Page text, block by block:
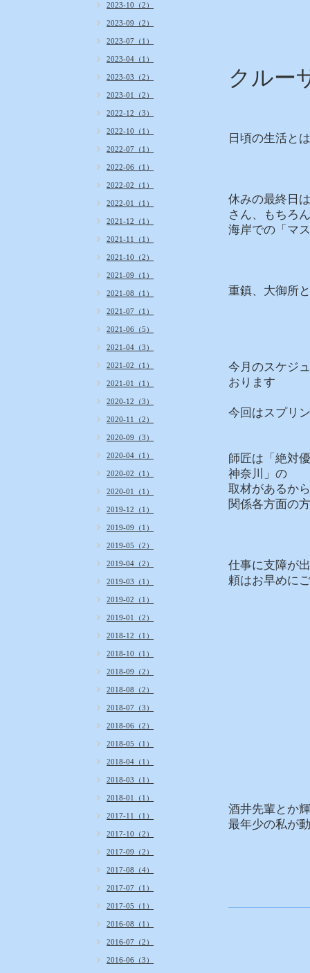
クルー
日頃の生活と
休みの最終日
さん、もちろ
海岸での「マ
重鎮、大御所
今月のスケジ
おります
今回はスプリ
師匠は「絶対
神奈川」の
取材があるか
関係各方面の
仕事に支障が
頼はお早めに
酒井先輩とか
最年少の私が
2023-10（2）
2023-09（2）
2023-07（1）
2023-04（1）
2023-03（2）
2023-01（2）
2022-12（3）
2022-10（1）
2022-07（1）
2022-06（1）
2022-02（1）
2022-01（1）
2021-12（1）
2021-11（1）
2021-10（2）
2021-09（1）
2021-08（1）
2021-07（1）
2021-06（5）
2021-04（3）
2021-02（1）
2021-01（1）
2020-12（3）
2020-11（2）
2020-09（3）
2020-04（1）
2020-02（1）
2020-01（1）
2019-12（1）
2019-09（1）
2019-05（2）
2019-04（2）
2019-03（1）
2019-02（1）
2019-01（2）
2018-12（1）
2018-10（1）
2018-09（2）
2018-08（2）
2018-07（3）
2018-06（2）
2018-05（1）
2018-04（1）
2018-03（1）
2018-01（1）
2017-11（1）
2017-10（2）
2017-09（2）
2017-08（4）
2017-07（1）
2017-05（1）
2016-08（1）
2016-07（2）
2016-06（3）